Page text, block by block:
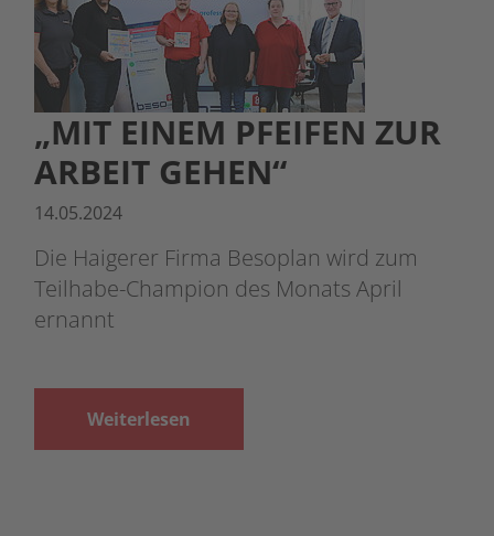
„MIT EINEM PFEIFEN ZUR
ARBEIT GEHEN“
14.05.2024
Die Haigerer Firma Besoplan wird zum
Teilhabe-Champion des Monats April
ernannt
Weiterlesen